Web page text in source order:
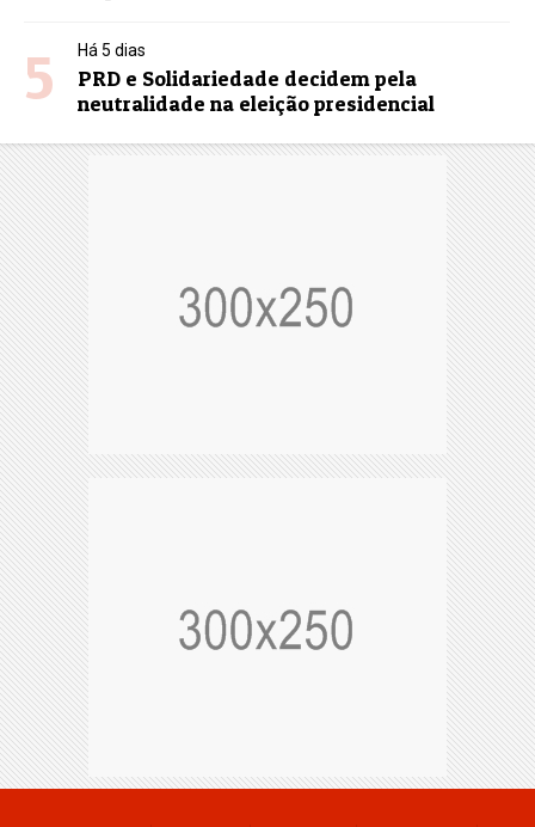
5 Há 5 dias
PRD e Solidariedade decidem pela
neutralidade na eleição presidencial